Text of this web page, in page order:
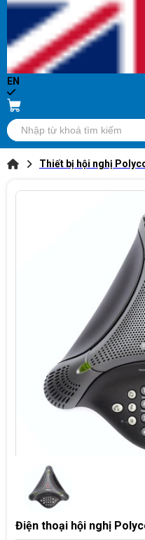
EN
Thiết bị hội nghị
Điện thoại hội nghị